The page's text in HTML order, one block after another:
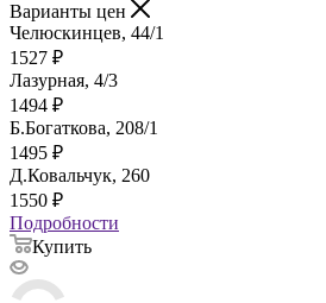
Варианты цен
Челюскинцев, 44/1
1527 ₽
Лазурная, 4/3
1494 ₽
Б.Богаткова, 208/1
1495 ₽
Д.Ковальчук, 260
1550 ₽
Подробности
Купить